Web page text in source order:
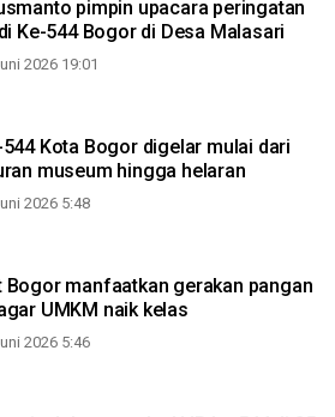
pimpin upacara peringatan
Ke-544 Bogor di Desa Malasari
2026 19:01
544 Kota Bogor digelar mulai dari
museum hingga helaran
2026 5:48
Bogor manfaatkan gerakan pangan
UMKM naik kelas
2026 5:46